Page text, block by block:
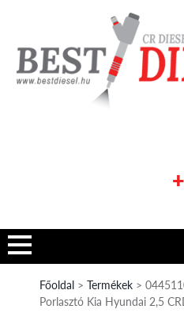
Főoldal > Termékek >
Porlasztó Kia Hyundai 2,5